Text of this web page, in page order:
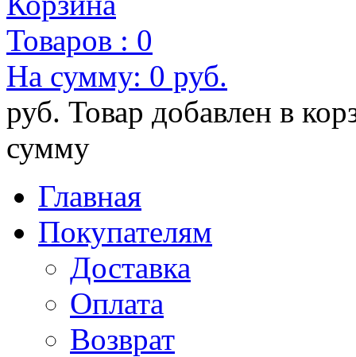
Товаров : 0
На сумму: 0 руб.
руб. Товар добавлен в
сумму
Главная
Покупателям
Доставка
Оплата
Возврат